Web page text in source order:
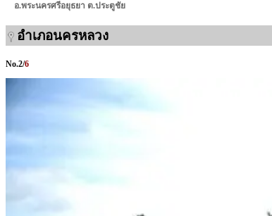
อ.พระนครศรีอยุธยา ต.ประตูชัย
อำเภอนครหลวง
No.2/6